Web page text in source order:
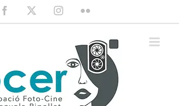
Facebook InstagramFlickr